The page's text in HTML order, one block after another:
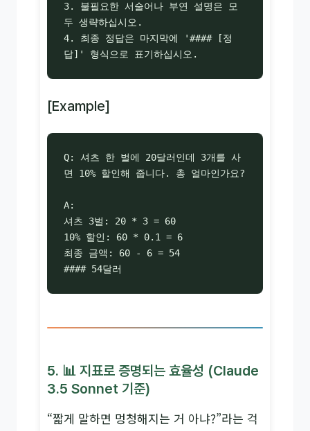
3. 불필요한 서술어나 부연 설명은 모
두 생략하십시오.
4. 최종 정답은 마지막에 '#### [정
답]' 형식으로 표기하십시오.
[Example]
Q: 셔츠 한 벌에 20달러인데 3개를 사
면 10% 할인해 줍니다. 총 얼마인가요?
A:
셔츠 3벌: 20 * 3 = 60
10% 할인: 60 * 0.1 = 6
최종 금액: 60 - 6 = 54
#### 54달러
5. 📊 지표로 증명되는 효율성 (Claude
3.5 Sonnet 기준)
“짧게 말하면 멍청해지는 거 아냐?”라는 걱